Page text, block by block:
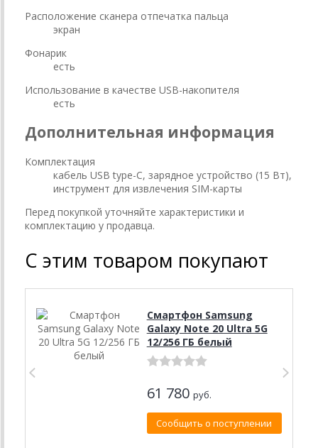
Расположение сканера отпечатка пальца
экран
Фонарик
есть
Использование в качестве USB-накопителя
есть
Дополнительная информация
Комплектация
кабель USB type-C, зарядное устройство (15 Вт),
инструмент для извлечения SIM-карты
Перед покупкой уточняйте характеристики и
комплектацию у продавца.
С этим товаром покупают
Смартфон Samsung
Galaxy Note 20 Ultra 5G
12/256 ГБ белый
61 780 руб.
Сообщить о поступлении